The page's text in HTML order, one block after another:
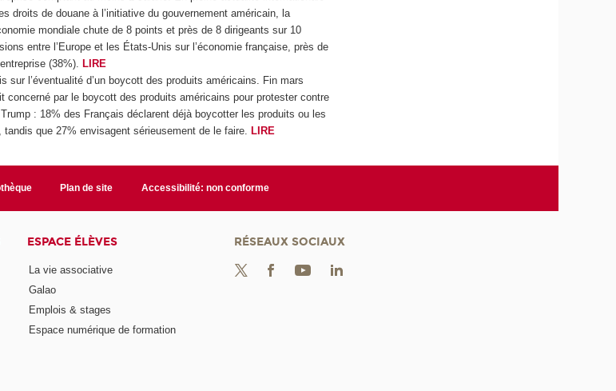
droits de douane à l’initiative du gouvernement américain, la
mondiale chute de 8 points et près de 8 dirigeants sur 10
entre l’Europe et les États-Unis sur l’économie française, près de
(38%). LIRE
sur l’éventualité d’un boycott des produits américains. Fin mars
concerné par le boycott des produits américains pour protester contre
: 18% des Français déclarent déjà boycotter les produits ou les
que 27% envisagent sérieusement de le faire. LIRE
Plan de site Accessibilité: non conforme
ESPACE ÉLÈVES
La vie associative
Galao
Emplois & stages
Espace numérique de formation
RÉSEAUX SOCIAUX